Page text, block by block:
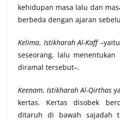
kehidupan masa lalu dan
berbeda dengan ajaran
Kelima, Istikharah Al-Kaff
seseorang, lalu
diramal tersebut–.
Keenam, Istikharah Al-Qirthas
kertas. Kertas disobek
ditaruh di bawah sajadah